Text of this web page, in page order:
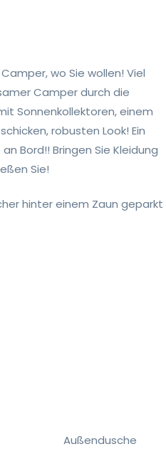
wo Sie wollen! Viel
Camper durch die
Sonnenkollektoren, einem
robusten Look! Ein
Bord!! Bringen Sie Kleidung
Sie!
hinter einem Zaun geparkt
Außendusche